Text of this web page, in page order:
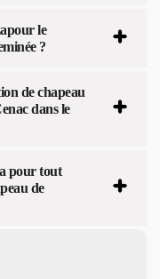
le
?
de chapeau
dans le
pour tout
de